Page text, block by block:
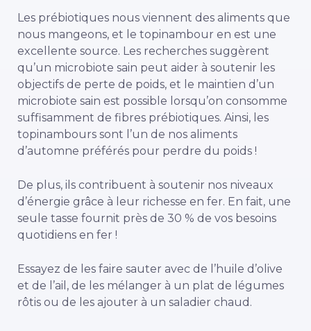
Les prébiotiques nous viennent des aliments que
nous mangeons, et le topinambour en est une
excellente source. Les recherches suggèrent
qu’un microbiote sain peut aider à soutenir les
objectifs de perte de poids, et le maintien d’un
microbiote sain est possible lorsqu’on consomme
suffisamment de fibres prébiotiques. Ainsi, les
topinambours sont l’un de nos aliments
d’automne préférés pour perdre du poids !
De plus, ils contribuent à soutenir nos niveaux
d’énergie grâce à leur richesse en fer. En fait, une
seule tasse fournit près de 30 % de vos besoins
quotidiens en fer !
Essayez de les faire sauter avec de l’huile d’olive
et de l’ail, de les mélanger à un plat de légumes
rôtis ou de les ajouter à un saladier chaud.